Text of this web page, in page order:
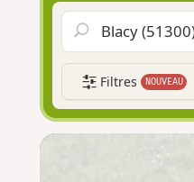
Filtres NOUVEAU